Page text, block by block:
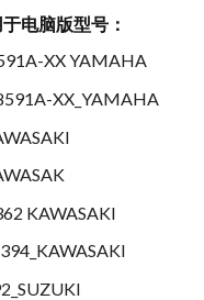
电脑版型号：
XX YAMAHA
XX_YAMAHA
KAWASAKI